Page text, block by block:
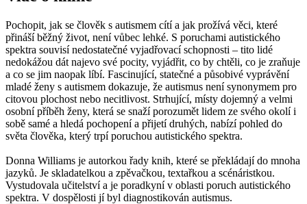
Pochopit, jak se člověk s autismem cítí a jak prožívá věci, které
přináší běžný život, není vůbec lehké. S poruchami autistického
spektra souvisí nedostatečné vyjadřovací schopnosti – tito lidé
nedokážou dát najevo své pocity, vyjádřit, co by chtěli, co je zraňuje
a co se jim naopak líbí. Fascinující, statečné a působivé vyprávění
mladé ženy s autismem dokazuje, že autismus není synonymem pro
citovou plochost nebo necitlivost. Strhující, místy dojemný a velmi
osobní příběh ženy, která se snaží porozumět lidem ze svého okolí i
sobě samé a hledá pochopení a přijetí druhých, nabízí pohled do
světa člověka, který trpí poruchou autistického spektra.
Donna Williams je autorkou řady knih, které se překládají do mnoha
jazyků. Je skladatelkou a zpěvačkou, textařkou a scénáristkou.
Vystudovala učitelství a je poradkyní v oblasti poruch autistického
spektra. V dospělosti jí byl diagnostikován autismus.